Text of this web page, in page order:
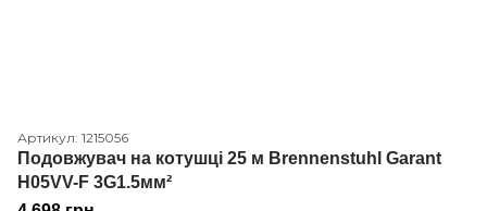
Артикул: 1215056
Подовжувач на котушці 25 м Brennenstuhl Garant
H05VV-F 3G1.5мм²